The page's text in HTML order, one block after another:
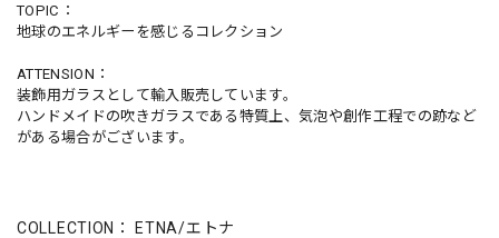
TOPIC：
地球のエネルギーを感じるコレクション
ATTENSION：
装飾用ガラスとして輸入販売しています。
ハンドメイドの吹きガラスである特質上、気泡や創作工程での跡など
がある場合がございます。
COLLECTION： ETNA/エトナ